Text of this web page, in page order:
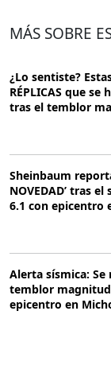
MÁS SOBRE
¿Lo sentiste?
RÉPLICAS que se
tras el temblor
Sheinbaum
NOVEDAD’ tras
6.1 con epicentro
Alerta sísmica: Se
temblor
epicentro en